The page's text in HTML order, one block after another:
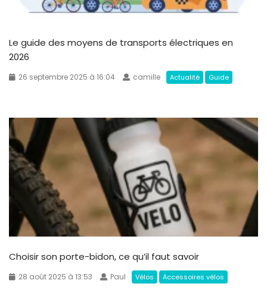
Le guide des moyens de transports électriques en
2026
26 septembre 2025 à 16:04 camille Actualité Guide
Choisir son porte-bidon, ce qu’il faut savoir
28 août 2025 à 13:53 Paul Vélos Accessoires vélos